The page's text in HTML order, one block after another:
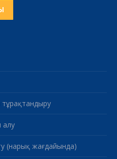
алу
(нарық жағдайында)